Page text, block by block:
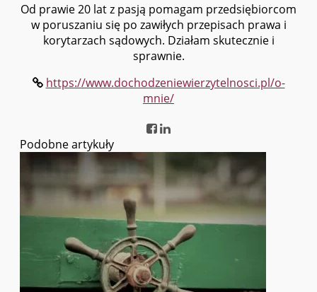
Od prawie 20 lat z pasją pomagam przedsiębiorcom
w poruszaniu się po zawiłych przepisach prawa i
korytarzach sądowych. Działam skutecznie i
sprawnie.
https://www.dochodzeniewierzytelnosci.pl/o-
mnie/
Podobne artykuły